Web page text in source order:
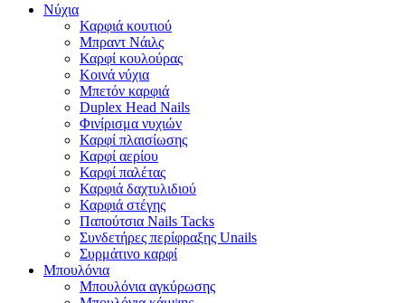
Νύχια
Καρφιά κουτιού
Μπραντ Νάιλς
Καρφί κουλούρας
Κοινά νύχια
Μπετόν καρφιά
Duplex Head Nails
Φινίρισμα νυχιών
Καρφί πλαισίωσης
Καρφί αερίου
Καρφί παλέτας
Καρφιά δαχτυλιδιού
Καρφιά στέγης
Παπούτσια Nails Tacks
Συνδετήρες περίφραξης Unails
Συρμάτινο καρφί
Μπουλόνια
Μπουλόνια αγκύρωσης